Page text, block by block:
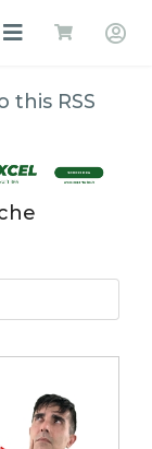
this RSS